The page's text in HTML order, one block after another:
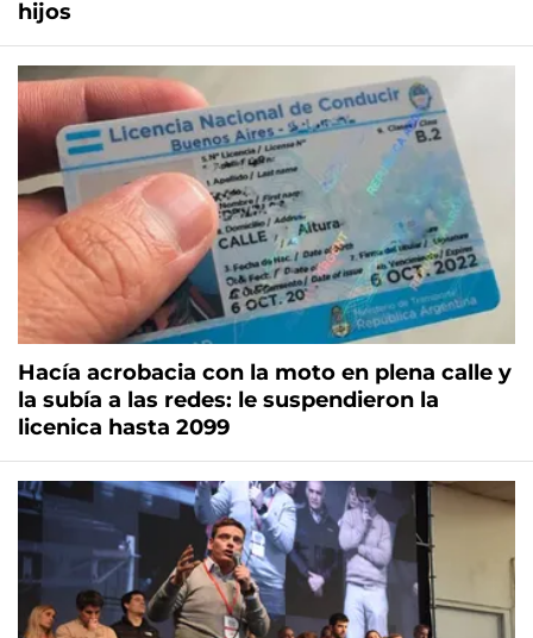
hijos
Hacía acrobacia con la moto en plena calle y
la subía a las redes: le suspendieron la
licenica hasta 2099